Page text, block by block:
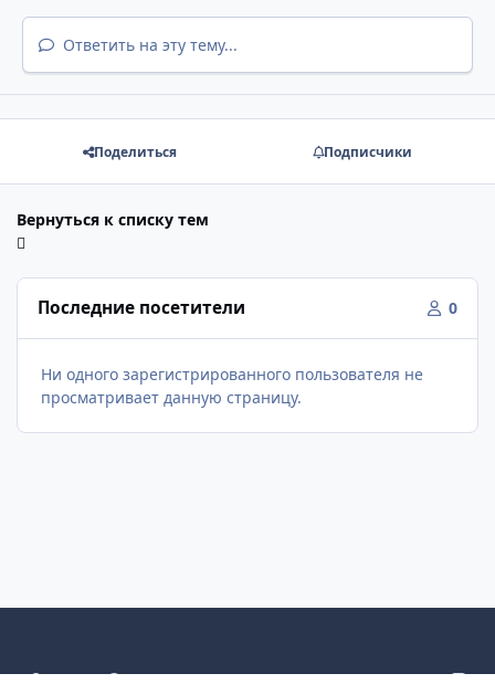
Ответить на эту тему...
Поделиться Подписчики
Вернуться к списку тем
Последние посетители 0
Ни одного зарегистрированного пользователя не
просматривает данную страницу.
Светлый режим
Темный режим
Как в системе v